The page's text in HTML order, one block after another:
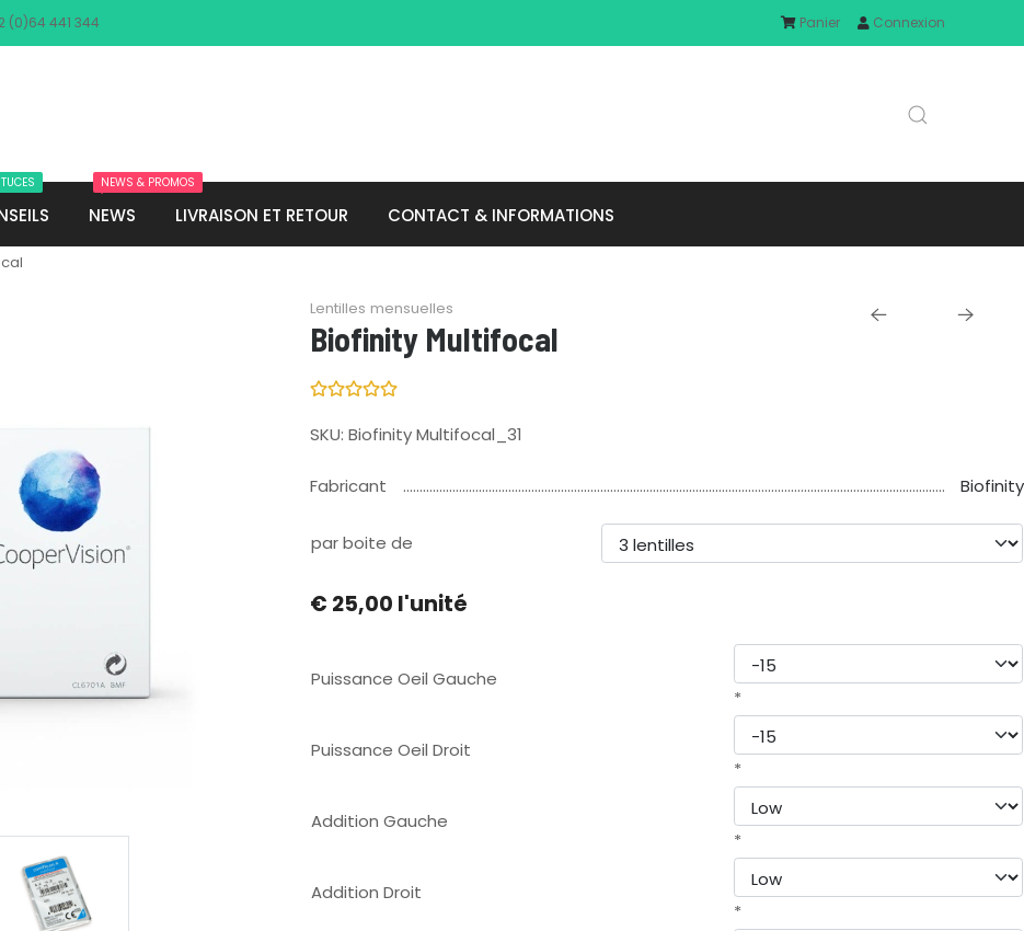
(0)64 441 344 Panier Connexion
NEWS
NEWS & PROMOS
LIVRAISON ET RETOUR CONTACT & INFORMATIONS
Lentilles mensuelles
Biofinity Multifocal
SKU: Biofinity Multifocal_31
Fabricant Biofinity
par boite de
€ 25,00 l'unité
Puissance Oeil Gauche
*
Puissance Oeil Droit
*
Addition Gauche
*
Addition Droit
*